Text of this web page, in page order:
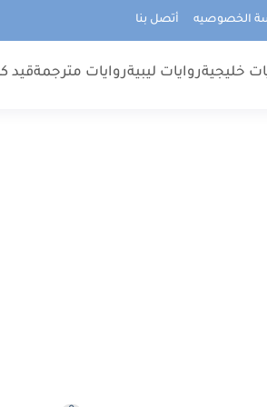
الخصوصيه أتصل بنا
خليجيةروايات ليبيةروايات مترجمةقيد